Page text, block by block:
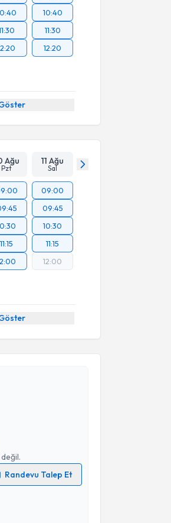
10:40
11:30
12:20
Ağu
Pzt
11 Ağu
Sal
11:15
09:00
09:45
10:30
11:15
12:00
Randevu Talep Et